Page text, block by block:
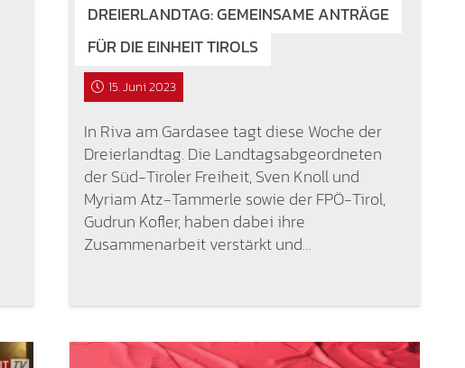
DREIERLANDTAG: GEMEINSAME ANTRÄGE
FÜR DIE EINHEIT TIROLS
15. Juni 2023
In Riva am Gardasee tagt diese Woche der
Dreierlandtag. Die Landtagsabgeordneten
der Süd-Tiroler Freiheit, Sven Knoll und
Myriam Atz-Tammerle sowie der FPÖ-Tirol,
Gudrun Kofler, haben dabei ihre
Zusammenarbeit verstärkt und…